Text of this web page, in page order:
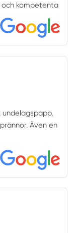
kompetenta
Även en